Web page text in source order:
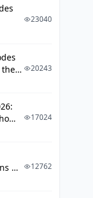
23040
the
20243
17024
&
12762